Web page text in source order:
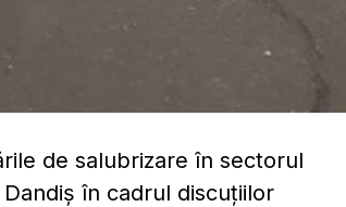
de salubrizare în sectorul
în cadrul discuțiilor